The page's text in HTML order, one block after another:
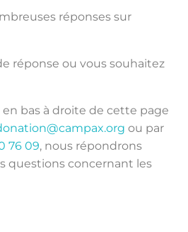
réponses sur
réponse ou vous souhaitez
en bas à droite de cette page
ou par
76 09, nous répondrons
questions concernant les